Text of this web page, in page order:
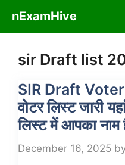
content
nExamHive
sir Draft list
SIR Draft
वोटर लिस्ट जारी
लिस्ट में आपका नाम
December 16, 2025